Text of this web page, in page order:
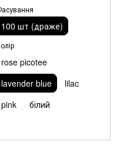
100 шт (драже)
rose picotee
lavender blue
lilac
pink
білий